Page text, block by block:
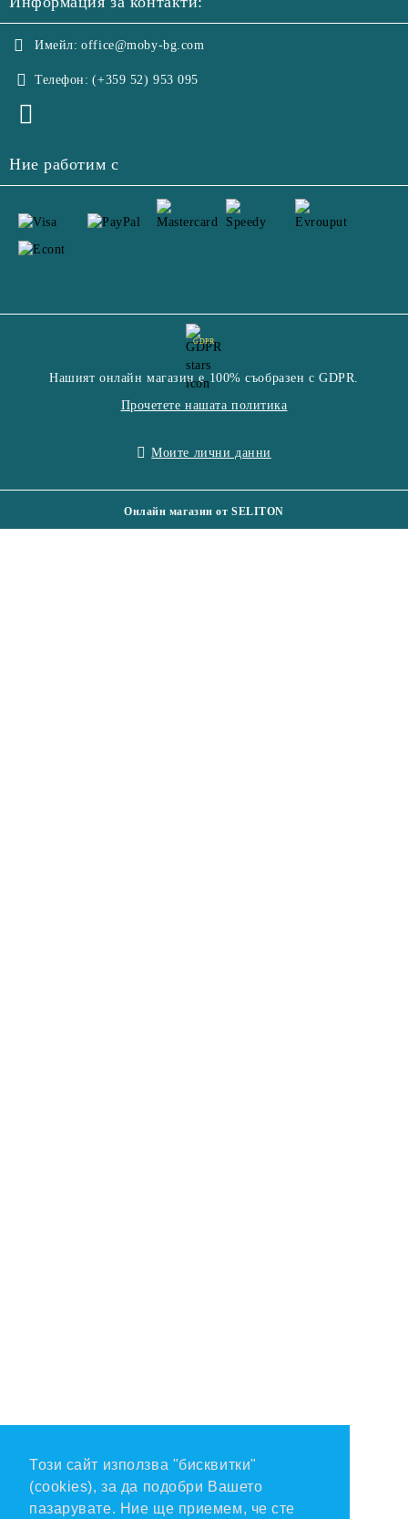
Този сайт използва "бисквитки"
(cookies), за да подобри Вашето
пазарувате. Ние ще приемем, че сте
Имейл: office@moby-bg.com
Телефон: (+359 52) 953 095
Ние работим с
GDPR
Нашият онлайн магазин е 100% съобразен с GDPR.
Прочетете нашата политика
Моите лични данни
Онлайн магазин от SELITON